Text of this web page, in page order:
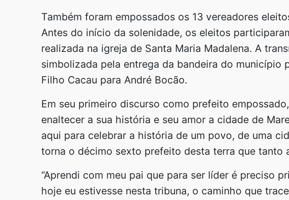
Também foram empossados os 13 vereadores
Antes do início da solenidade, os eleitos
realizada na igreja de Santa Maria Madalena. A
simbolizada pela entrega da bandeira do município
Filho Cacau para André Bocão.
Em seu primeiro discurso como prefeito
enaltecer a sua história e seu amor a cidade de
aqui para celebrar a história de um povo, de uma
torna o décimo sexto prefeito desta terra que tanto
“Aprendi com meu pai que para ser líder é preciso
hoje eu estivesse nesta tribuna, o caminho que